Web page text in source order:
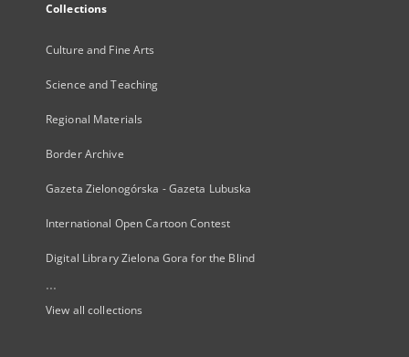
Collections
Culture and Fine Arts
Science and Teaching
Regional Materials
Border Archive
Gazeta Zielonogórska - Gazeta Lubuska
International Open Cartoon Contest
Digital Library Zielona Gora for the Blind
...
View all collections